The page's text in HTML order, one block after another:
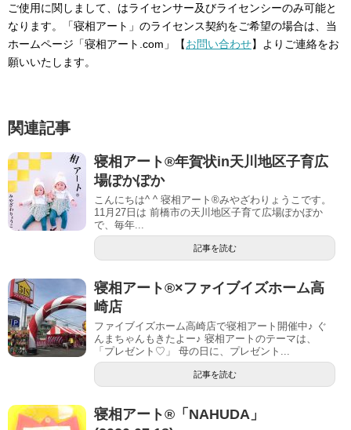
ご使用に関しまして、はライセンサー及びライセンシーのみ可能と
なります。「寝相アート」のライセンス契約をご希望の場合は、当
ホームページ「寝相アート.com」【お問い合わせ】よりご連絡をお
願いいたします。
関連記事
寝相アート®︎年賀状in天川地区子育広
場ぽかぽか
こんにちは^ ^ 寝相アート®︎みやざわりょうこです。
11月27日は 前橋市の天川地区子育て広場ぽかぽか
で、毎年...
記事を読む
寝相アート®︎×ファイブイズホーム高
崎店
ファイブイズホーム高崎店で寝相アート開催中♪ ぐ
んまちゃんもきたよー♪ 寝相アートのテーマは、
「プレゼント♡」 母の日に、プレゼント...
記事を読む
寝相アート®「NAHUDA」